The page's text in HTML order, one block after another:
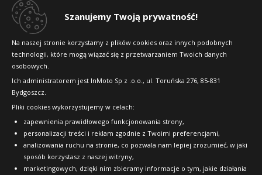
Szanujemy Twoją prywatność!
Na naszej stronie korzystamy z plików cookies oraz innych podobnych
technologii, które mogą wiązać się z przetwarzaniem Twoich danych
osobowych.
Ich administratorem jest InMoto Sp z .o.o., ul. Toruńska 276, 85-831
Bydgoszcz.
Pliki cookies wykorzystujemy w celach:
zapewnienia prawidłowego funkcjonowania strony,
personalizacji treści i reklam zgodnie z Twoimi preferencjami,
analizowania ruchu na stronie, co pozwala nam lepiej zrozumieć, w jaki
sposób korzystasz z naszej witryny,
marketingowych, dzięki nim zbieramy informacje o tym, jakie działania
Dlaczego warto kupić w 24opony.pl
Raty
FAQ
OFICJALNY PARTNER